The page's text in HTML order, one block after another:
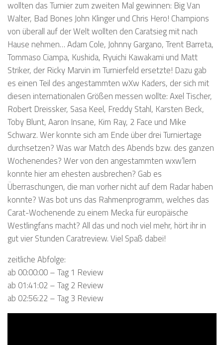
wollten das Turnier zum zweiten Mal gewinnen: Big Van
Walter, Bad Bones John Klinger und Chris Hero! Champions
von überall auf der Welt wollten den Caratsieg mit nach
Hause nehmen… Adam Cole, Johnny Gargano, Trent Barreta,
Tommaso Ciampa, Kushida, Ryuichi Kawakami und Matt
Striker, der Ricky Marvin im Turnierfeld ersetzte! Dazu gab
es einen Teil des angestammten wXw Kaders, der sich mit
diesen internationalen Größen messen wollte: Axel Tischer,
Robert Dreissker, Sasa Keel, Freddy Stahl, Karsten Beck,
Toby Blunt, Aaron Insane, Kim Ray, 2 Face und Mike
Schwarz. Wer konnte sich am Ende über drei Turniertage
durchsetzen? Was war Match des Abends bzw. des ganzen
Wochenendes? Wer von den angestammten wxw’lern
konnte hier am ehesten ausbrechen? Gab es
Überraschungen, die man vorher nicht auf dem Radar haben
konnte? Was bot uns das Rahmenprogramm, welches das
Carat-Wochenende zu einem Mecka für europäische
Westlingfans macht? All das und noch viel mehr, hört ihr in
gut vier Stunden Caratreview. Viel Spaß dabei!
zeitliche Abfolge:
ab 00:00:00 – Tag 1 Review
ab 01:41:02 – Tag 2 Review
ab 02:56:22 – Tag 3 Review